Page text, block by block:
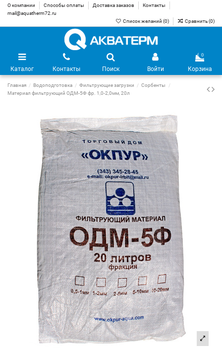
О компании Способы оплаты Доставка заказов
Контакты
mail@aquatherm72.ru
Список желаний (0) Сравнить (0)
Каталог Контакты Поиск Войти
0
Корзина
Главная Водоподготовка Фильтрующие загрузки
Сорбенты
Материал фильтрующий ОДМ-5Ф фр. 1,0-2,0мм, 20л